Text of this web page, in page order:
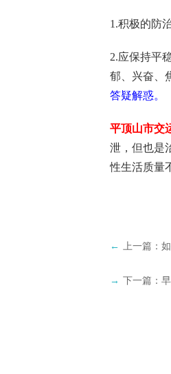
1.积极的防
2.应保持平
郁、兴奋、
答疑解惑。
平顶山市交
泄，但也是
性生活质量
← 上一篇：
→ 下一篇：